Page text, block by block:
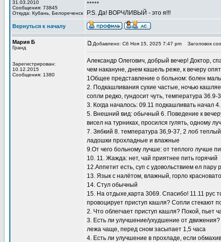
31.03.2010
Сообщения: 73845
Откуда: Кубань, Белореченск
*****
P.S. Да! ВОРЧЛИВЫЙ - это я!!!
Вернуться к началу
Мария Б
Гранд
Зарегистрирован:
10.12.2015
Сообщения: 1380
Добавлено: Сб Ноя 15, 2025 7:47 pm Заголовок
Александр Олегович, добрый вечер! Доктор,
чем накануне, днем кашель реже, к вечеру
1Общее представление о больном: болен
2. Подкашливания сухие частые, ночью
сопли редко, гундосит чуть, температура 36.9-
3. Когда началось: 09.11 подкашливать начал
5. Внешний вид: обычный 6. Поведение к
висел на турниках, просился гулять, одному
7. Зябкий 8. температура 36,9-37, 2 лоб
ладошки прохладные и влажные
9.От чего больному лучше: от теплого лучше
10. 11. Жажда: нет, чай приятнее пить горячий
12.Аппетит есть, суп с удовольствием ел пару
13. Язык с налётом, влажный, горло
14. Стул обычный
15. На отдыхе,карта 3069. Спасибо! 11.11 рус
провоцирует приступ кашля? Сопли стекают
2. Что облегчает приступ кашля? Покой, пьет
3. Есть ли улучшение/ухудшение от
лежа чаще, перед сном засыпает 1,5 часа
4. Есть ли улучшение в прохладе, если